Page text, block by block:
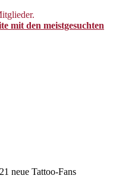
mit den meistgesuchten
neue Tattoo-Fans